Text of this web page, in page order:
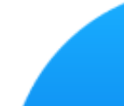
Nếu doanh
số lượng
bàn giao và
có thể
laptop